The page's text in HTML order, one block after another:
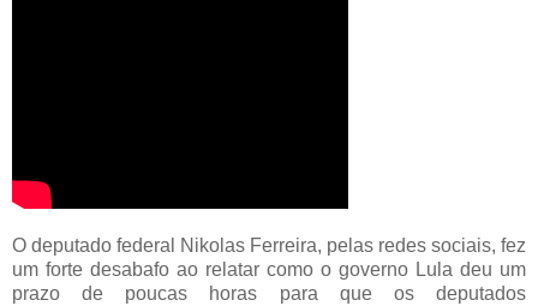
O deputado federal Nikolas Ferreira, pelas redes sociais, fez
um forte desabafo ao relatar como o governo Lula deu um
prazo de poucas horas para que os deputados